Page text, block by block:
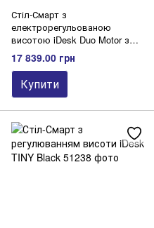
Стіл-Смарт з
електрорегульованою
висотою iDesk Duo Motor з
двома двигунами White USB
17 839.00 грн
Купити